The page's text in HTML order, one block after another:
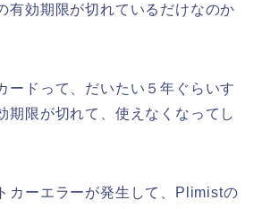
有効期限が切れているだけなのか
ードって、だいたい５年ぐらいす
期限が切れて、使えなくなってし
カーエラーが発生して、Plimistの